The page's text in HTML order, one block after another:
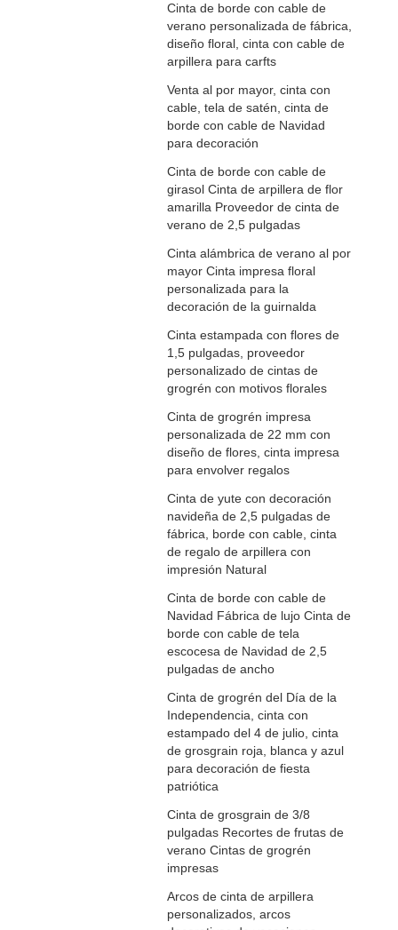
Cinta de borde con cable de
verano personalizada de fábrica,
diseño floral, cinta con cable de
arpillera para carfts
Venta al por mayor, cinta con
cable, tela de satén, cinta de
borde con cable de Navidad
para decoración
Cinta de borde con cable de
girasol Cinta de arpillera de flor
amarilla Proveedor de cinta de
verano de 2,5 pulgadas
Cinta alámbrica de verano al por
mayor Cinta impresa floral
personalizada para la
decoración de la guirnalda
Cinta estampada con flores de
1,5 pulgadas, proveedor
personalizado de cintas de
grogrén con motivos florales
Cinta de grogrén impresa
personalizada de 22 mm con
diseño de flores, cinta impresa
para envolver regalos
Cinta de yute con decoración
navideña de 2,5 pulgadas de
fábrica, borde con cable, cinta
de regalo de arpillera con
impresión Natural
Cinta de borde con cable de
Navidad Fábrica de lujo Cinta de
borde con cable de tela
escocesa de Navidad de 2,5
pulgadas de ancho
Cinta de grogrén del Día de la
Independencia, cinta con
estampado del 4 de julio, cinta
de grosgrain roja, blanca y azul
para decoración de fiesta
patriótica
Cinta de grosgrain de 3/8
pulgadas Recortes de frutas de
verano Cintas de grogrén
impresas
Arcos de cinta de arpillera
personalizados, arcos